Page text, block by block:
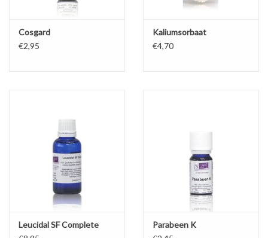
Cosgard
€2,95
Kaliumsorbaat
€4,70
Leucidal SF Complete
Parabeen K